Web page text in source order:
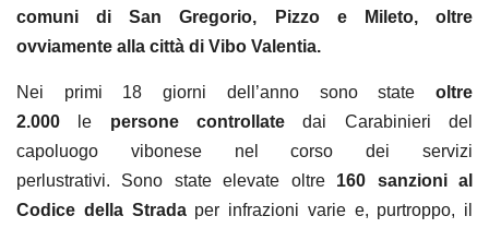
comuni di San Gregorio, Pizzo e Mileto, oltre
ovviamente alla città di Vibo Valentia.
Nei primi 18 giorni dell’anno sono state oltre
2.000
le persone controllate dai Carabinieri del
capoluogo vibonese nel corso dei servizi
perlustrativi. Sono state elevate oltre 160 sanzioni al
Codice della Stradaper infrazioni varie e, purtroppo, il